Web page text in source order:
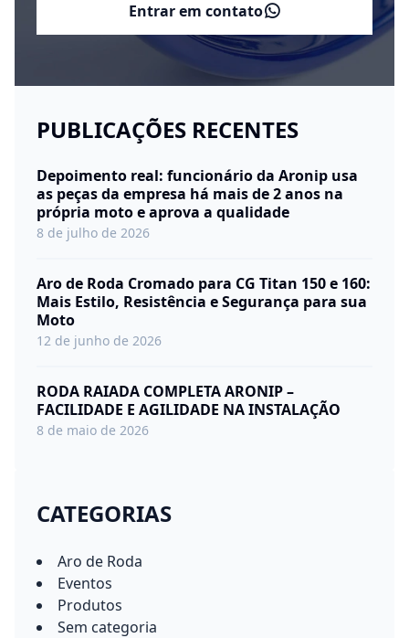
PUBLICAÇÕES RECENTES
Depoimento real: funcionário da Aronip usa
as peças da empresa há mais de 2 anos na
própria moto e aprova a qualidade
8 de julho de 2026
Aro de Roda Cromado para CG Titan 150 e 160:
Mais Estilo, Resistência e Segurança para sua
Moto
12 de junho de 2026
RODA RAIADA COMPLETA ARONIP –
FACILIDADE E AGILIDADE NA INSTALAÇÃO
8 de maio de 2026
CATEGORIAS
Aro de Roda
Eventos
Produtos
Sem categoria
Entrar em contato